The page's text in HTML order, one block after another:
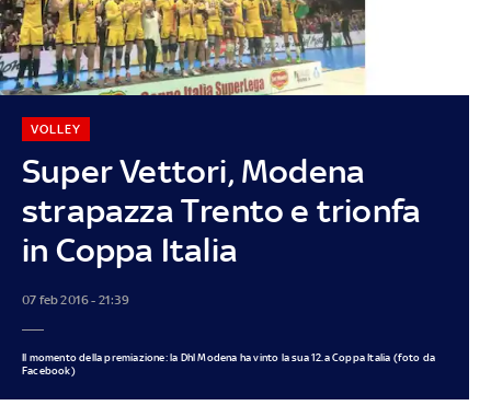
Super Vettori, Modena
strapazza Trento e trionfa
in Coppa Italia
VOLLEY
07 feb 2016 - 21:39
Il momento della premiazione: la Dhl Modena ha vinto la sua 12.a Coppa Italia (foto da
Facebook)